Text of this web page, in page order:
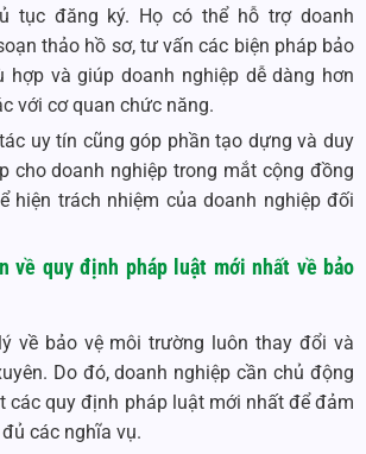
tục đăng ký. Họ có thể hỗ trợ doanh
thảo hồ sơ, tư vấn các biện pháp bảo
hợp và giúp doanh nghiệp dễ dàng hơn
với cơ quan chức năng.
uy tín cũng góp phần tạo dựng và duy
cho doanh nghiệp trong mắt cộng đồng
hiện trách nhiệm của doanh nghiệp đối
về quy định pháp luật mới nhất về bảo
về bảo vệ môi trường luôn thay đổi và
Do đó, doanh nghiệp cần chủ động
các quy định pháp luật mới nhất để đảm
các nghĩa vụ.